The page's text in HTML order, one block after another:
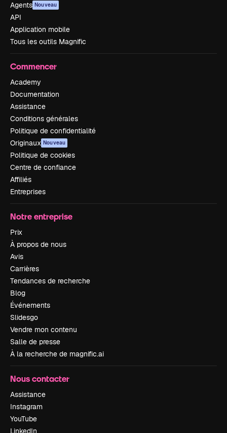
Agents Nouveau
API
Application mobile
Tous les outils Magnific
Commencer
Academy
Documentation
Assistance
Conditions générales
Politique de confidentialité
Originaux Nouveau
Politique de cookies
Centre de confiance
Affiliés
Entreprises
Notre entreprise
Prix
À propos de nous
Avis
Carrières
Tendances de recherche
Blog
Événements
Slidesgo
Vendre mon contenu
Salle de presse
À la recherche de magnific.ai
Nous contacter
Assistance
Instagram
YouTube
LinkedIn